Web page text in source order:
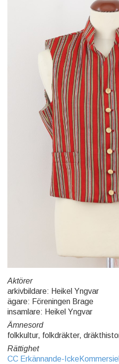
Aktörer
arkivbildare: Heikel Yngvar
ägare: Föreningen Brage
insamlare: Heikel Yngvar
Ämnesord
folkkultur, folkdräkter,
Rättighet
CC Erkännande-IckeKommersiell